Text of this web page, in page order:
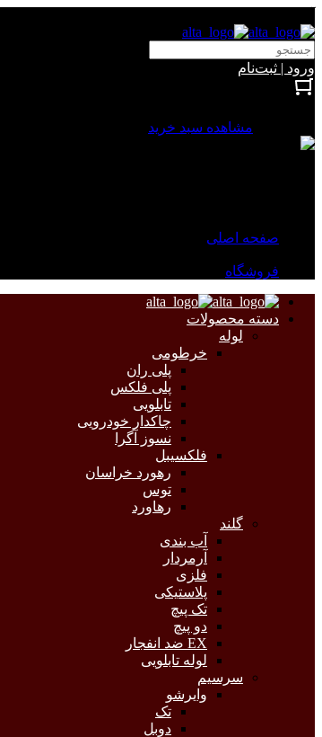
ورود | ثبت‌نام
مشاهده سبد خرید
صفحه اصلی
فروشگاه
دسته محصولات
لوله
خرطومی
پلی ران
پلی فلکس
تابلویی
چاکدار خودرویی
نسوز آگرا
فلکسیبل
رهورد خراسان
توس
رهاورد
گلند
آب بندی
آرمردار
فلزی
پلاستیکی
تک پیچ
دو پیچ
EX ضد انفجار
لوله تابلویی
سرسیم
وایرشو
تک
دوبل